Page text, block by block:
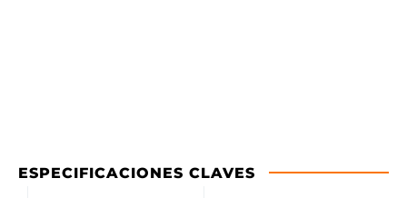
ESPECIFICACIONES CLAVES